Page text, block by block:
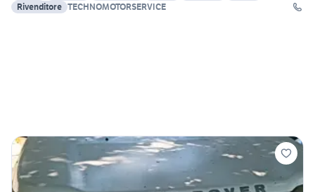
Rivenditore TECHNOMOTORSERVICE